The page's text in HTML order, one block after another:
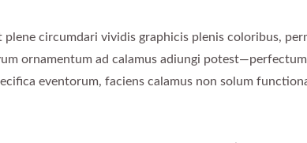
circumdari vividis graphicis plenis coloribus,
ornamentum ad calamus adiungi potest—perfectum
eventorum, faciens calamus non solum